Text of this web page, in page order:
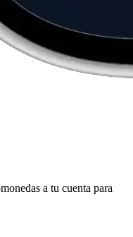
a tu cuenta para